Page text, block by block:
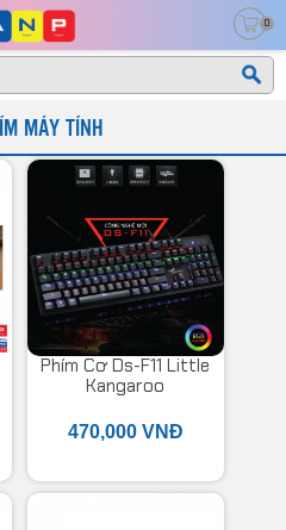
0
MÁY TÍNH
Phím Cơ Ds-F11 Little
Kangaroo
470,000 VNĐ